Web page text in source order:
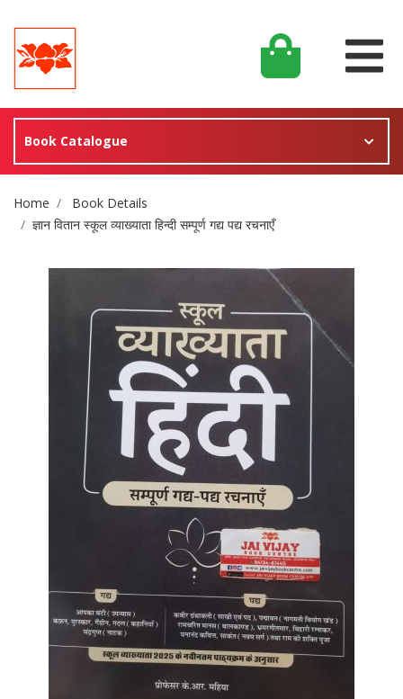
Book Catalogue
Site Breadcrumb
Home
Book Details
ज्ञान वितान स्कूल व्याख्याता हिन्दी सम्पूर्ण गद्य पद्य रचनाएँ